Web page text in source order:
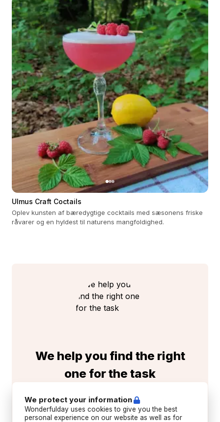
Ulmus Craft Coctails
Oplev kunsten af bæredygtige cocktails med sæsonens friske
råvarer og en hyldest til naturens mangfoldighed.
We help you find the right
one for the task
you find a great offer that suits your needs.
We protect your information
Wonderfulday uses cookies to give you the best
personal experience on our website as well as for